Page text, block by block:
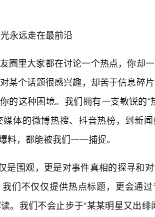
永远走在最前沿
圈里大家都在讨论一个热点，你却
某个话题很感兴趣，却苦于信息碎
的这种困境。我们拥有一支敏锐的“
体的微博热搜、抖音热榜，到新
，都能被我们一一捕捉。
是围观，更是对事件真相的探寻和
们不仅仅提供热点标题，更会通
。我们不会止步于“某某明星又出绯